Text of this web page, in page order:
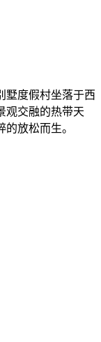
墅度假村坐落于西
观交融的热带天
放松而生。